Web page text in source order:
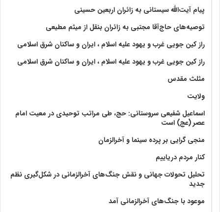
پیام آیت‌الله سیستانی به زائران اربعین حسینی
توصیه‌های حاج‌آقا مجتبی به زائران بنقل از میثم مطیعی
راز کین جویی غرب و یهود علیه اسلام ، ایران و ساکنان شرق اسلامی
راز کین جویی غرب و یهود علیه اسلام ، ایران و ساکنان شرق اسلامی
مثلث مقدس
ولايت‏
اسماعیل شفیعی سروستانی: حج، طی مراتب توحیدی در معیت امام
عصر (عج) است
منجی گرایی بر پرده سینما و آخرالزمان
کنار مردم دریاییم
تحلیل تحولات جهانی و نقش جنگ‌های آخرالزمانی در شکل‌گیری نظم
جدید
موعود با جنگ‌های آخرالزمانی آمد